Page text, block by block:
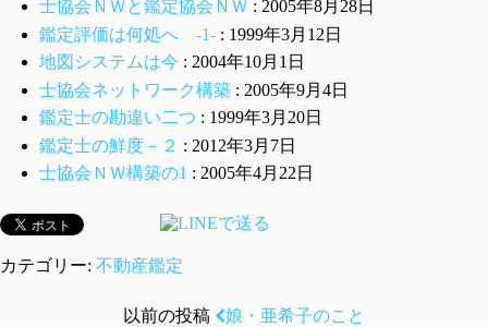
士協会ＮＷと鑑定協会ＮＷ : 2005年8月28日
鑑定評価は何処へ -1-: 1999年3月12日
地図システムは今 : 2004年10月1日
士協会ネットワーク構築: 2005年9月4日
鑑定士の勘違い二つ : 1999年3月20日
鑑定士の鮮度－２ : 2012年3月7日
士協会ＮＷ構築の1 : 2005年4月22日
カテゴリー: 不動産鑑定
以前の投稿
娘・亜希子のこと